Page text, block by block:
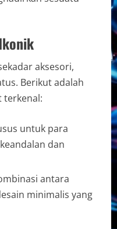
aksesori,
Berikut adalah
terkenal:
untuk para
dan
antara
minimalis yang